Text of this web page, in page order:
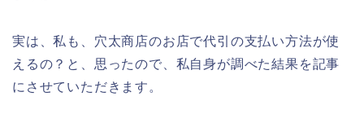
実は、私も、穴太商店のお店で代引の支払い方法が使
えるの？と、思ったので、私自身が調べた結果を記事
にさせていただきます。